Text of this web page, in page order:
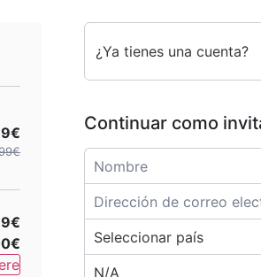
¿Ya tienes una cuenta?
Continuar como